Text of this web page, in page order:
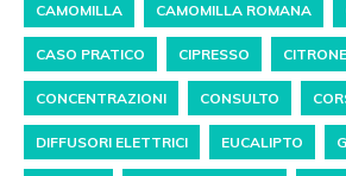
CAMOMILLA CAMOMILLA ROMANA
CASO PRATICO CIPRESSO
CONCENTRAZIONI CONSULTO
DIFFUSORI ELETTRICI EUCALIPTO